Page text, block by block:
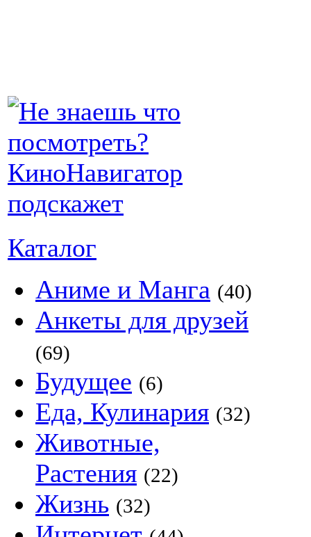
Каталог
Аниме и Манга (40)
Анкеты для друзей
(69)
Будущее (6)
Еда, Кулинария (32)
Животные,
Растения (22)
Жизнь (32)